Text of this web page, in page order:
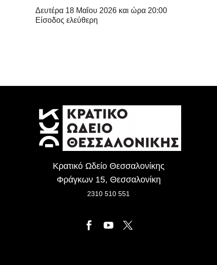
Δευτέρα 18 Μαΐου 2026 και ώρα 20:00
Είσοδος ελεύθερη
Κρατικό Ωδείο Θεσσαλονίκης
Φράγκων 15, Θεσσαλονίκη
2310 510 551